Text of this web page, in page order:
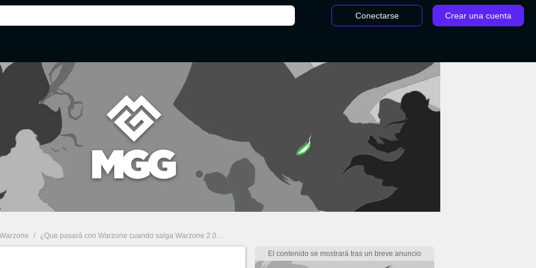
Conectarse Crear una cuenta
/ ¿Que pasará con Warzone cuando salga Warzone 2.0? La pregunta del millón tiene una respuesta clara